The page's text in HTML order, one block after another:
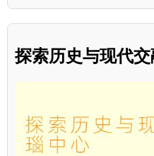
探索历史与现代